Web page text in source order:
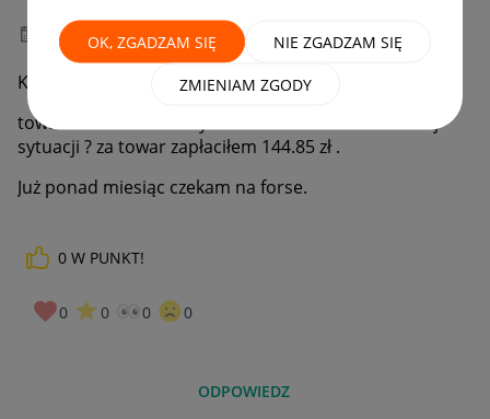
OK, ZGADZAM SIĘ NIE ZGADZAM SIĘ
ZMIENIAM ZGODY
‎21-03-2021 12:03
Kupiłem buty z [edycja]
towar zwróciłem a kasy nie ma.Co mam zrobić w tej
sytuacji ? za towar zapłaciłem 144.85 zł .
Już ponad miesiąc czekam na forse.
0 W PUNKT!
0 0 0 0
ODPOWIEDZ